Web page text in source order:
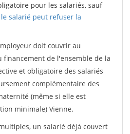
pour les salariés, sauf
le salarié peut refuser la
doit couvrir au
de l'ensemble de la
et obligatoire des salariés
complémentaire des
(même si elle est
minimale) Vienne.
un salarié déjà couvert